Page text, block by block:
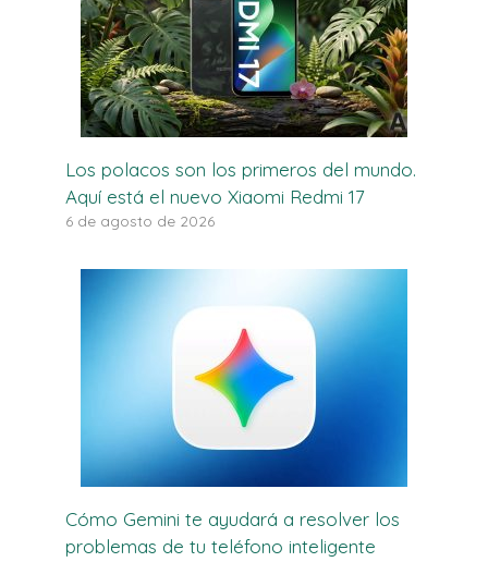
Los polacos son los primeros del mundo.
Aquí está el nuevo Xiaomi Redmi 17
6 de agosto de 2026
Cómo Gemini te ayudará a resolver los
problemas de tu teléfono inteligente